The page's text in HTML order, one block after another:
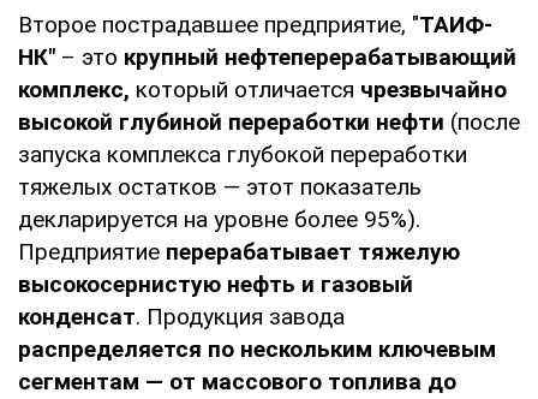
Второе пострадавшее предприятие, "ТАИФ-
НК" – это крупный нефтеперерабатывающий
комплекс, который отличается чрезвычайно
высокой глубиной переработки нефти (после
запуска комплекса глубокой переработки
тяжелых остатков — этот показатель
декларируется на уровне более 95%).
Предприятие перерабатывает тяжелую
высокосернистую нефть и газовый
конденсат. Продукция завода
распределяется по нескольким ключевым
сегментам — от массового топлива до